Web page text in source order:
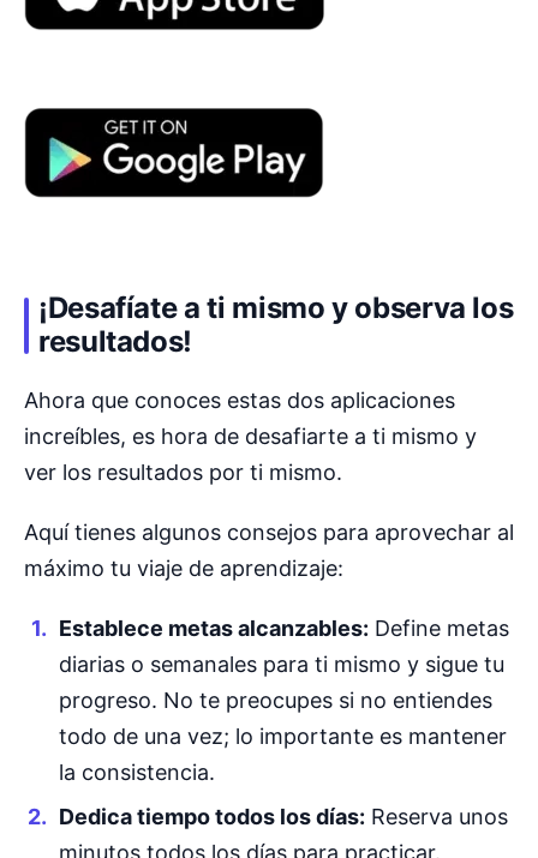
¡Desafíate a ti mismo y observa los
resultados!
Ahora que conoces estas dos aplicaciones
increíbles, es hora de desafiarte a ti mismo y
ver los resultados por ti mismo.
Aquí tienes algunos consejos para aprovechar al
máximo tu viaje de aprendizaje:
Establece metas alcanzables: Define metas
diarias o semanales para ti mismo y sigue tu
progreso. No te preocupes si no entiendes
todo de una vez; lo importante es mantener
la consistencia.
Dedica tiempo todos los días: Reserva unos
minutos todos los días para practicar.